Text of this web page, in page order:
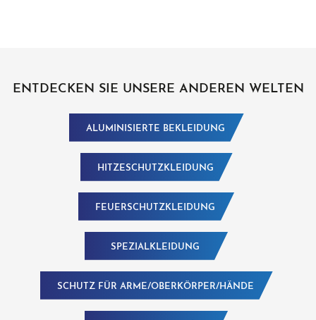
ENTDECKEN SIE UNSERE ANDEREN WELTEN
ALUMINISIERTE BEKLEIDUNG
HITZESCHUTZKLEIDUNG
FEUERSCHUTZKLEIDUNG
SPEZIALKLEIDUNG
SCHUTZ FÜR ARME/OBERKÖRPER/HÄNDE